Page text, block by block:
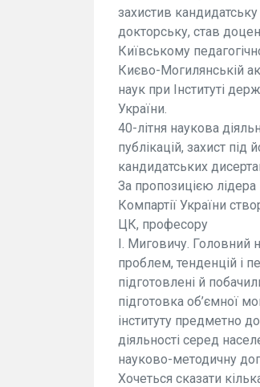
захистив
докторську, став
Київському
Києво-Могилянській
наук при Інституті
України.
40-літня наукова
публікацій, захист
кандидатських
За пропозицією
Компартії України
ЦК, професору
І. Миговичу. Головний
проблем, тенденцій і
підготовлені й
підготовка об’ємної
інституту предметно
діяльності серед
науково-методичну
Хочеться сказати